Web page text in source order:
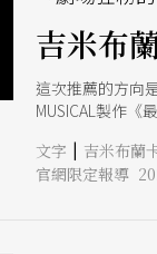
吉米布
這次推薦的方向
MUSICAL製作
全唱詞的呈現方
丞舞製作團隊《
文字 | 吉米布蘭
官網限定報導